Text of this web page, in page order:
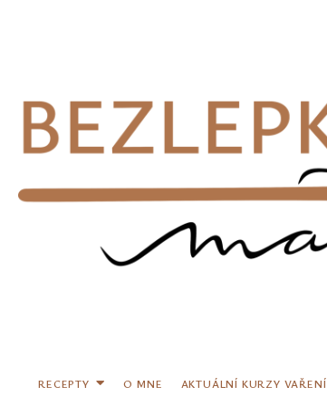
RECEPTY O MNE AKTUÁLNÍ KURZY VAŘENÍ